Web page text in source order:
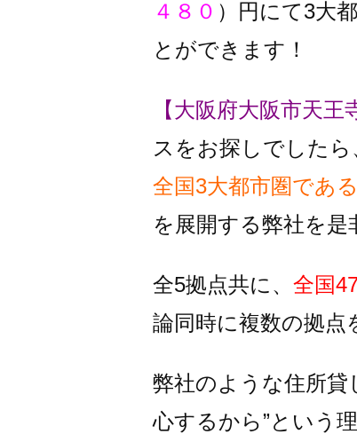
４８０ ）円にて3大
とができます！
【大阪府大阪市天王
スをお探しでしたら
全国3大都市圏であ
を 展開する弊社を是
全5拠点共に、 全国
論同時に複数の拠点
弊社のような住所貸
心するから”という